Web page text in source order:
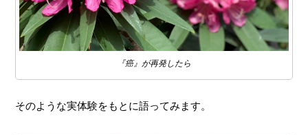
『癌』が再発したら
そのような実体験をもとに語ってみます。